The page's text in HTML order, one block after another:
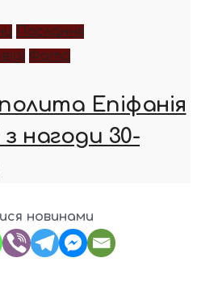
Послання
Фото
Епіфанія
нагоди 30-
новинами